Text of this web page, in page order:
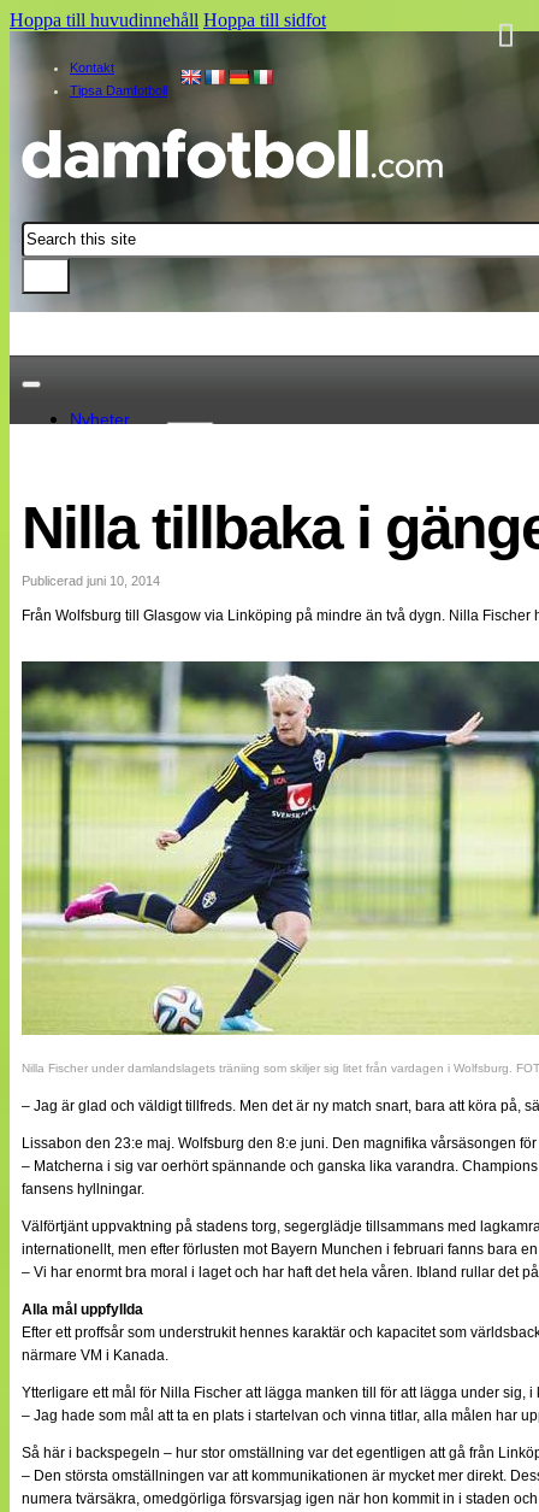
Hoppa till huvudinnehåll Hoppa till sidfot
Kontakt
Tipsa Damfotboll
Sök
Nyheter
Landslaget
EM 2013
Internationellt
Bildreportage
Bloggar
Webb-TV
Cuper
Medlemsbilder
Till klubbkassan
NÄTverket
Split vision
Annonsera
Statistik
Tipsa Damfotboll
Kontakt
Nilla tillbaka i
Publicerad juni 10, 2014
Från Wolfsburg till Glasgow via Linköping på mindre än två dygn. Nilla
Nilla Fischer under damlandslagets träniing som skiljer sig litet från vardagen i Wolfsburg.
– Jag är glad och väldigt tillfreds. Men det är ny match snart, bara att köra på,
Lissabon den 23:e maj. Wolfsburg den 8:e juni. Den magnifika vårsäsongen
– Matcherna i sig var oerhört spännande och ganska lika varandra.
fansens hyllningar.
Välförtjänt uppvaktning på stadens torg, segerglädje tillsammans med
internationellt, men efter förlusten mot Bayern Munchen i februari fanns bara
– Vi har enormt bra moral i laget och har haft det hela våren. Ibland rullar det
Alla mål uppfyllda
Efter ett proffsår som understrukit hennes karaktär och kapacitet som
närmare VM i Kanada.
Ytterligare ett mål för Nilla Fischer att lägga manken till för att lägga under sig,
– Jag hade som mål att ta en plats i startelvan och vinna titlar, alla målen har
Så här i backspegeln – hur stor omställning var det egentligen att gå från
– Den största omställningen var att kommunikationen är mycket mer direkt.
numera tvärsäkra, omedgörliga försvarsjag igen när hon kommit in i staden